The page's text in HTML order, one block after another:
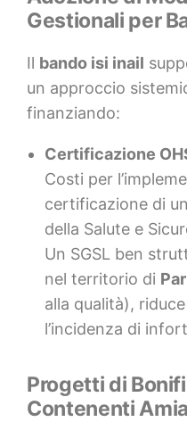
Gestionali per
Il bando isi inail
un approccio
finanziando:
Certificazione
Costi per
certificazione di
della Salute e
Un SGSL ben
nel territorio di
alla qualità),
l’incidenza di
Progetti di
Contenenti